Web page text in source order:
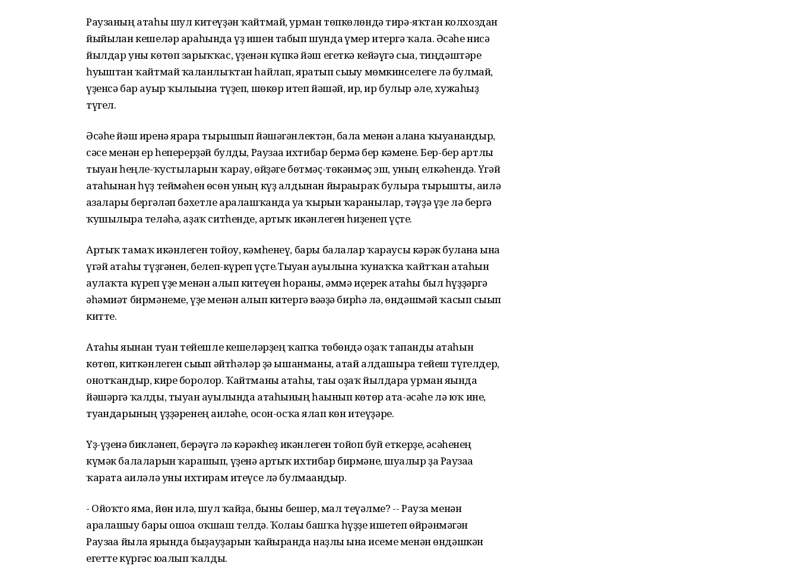
Раузаның атаһы шул китеүҙән ҡайтмай, урман төпкөлөндә тирә-яҡтан колхоздан
йыйылған кешеләр араһында үҙ ишен табып шунда ғүмер итергә ҡала. Әсәһе нисә
йылдар уны көтөп зарыҡҡас, үҙенән күпкә йәш егеткә кейәүгә сыға, тиңдәштәре
һуғыштан ҡайтмай ҡалғанлыҡтан һайлап, яратып сығыу мөмкинселеге лә булмай,
үҙенсә бар ауыр ҡылығына түҙеп, шөкөр итеп йәшәй, ир, ир булыр әле, хужаһыҙ
түгел.
Әсәһе йәш иренә ярарға тырышып йәшәгәнлектән, бала менән алғанға ҡыуанғандыр,
сәсе менән ер һеперерҙәй булды, Раузаға ихтибар бермә бер кәмене. Бер-бер артлы
тыуған һеңле-ҡустыларын ҡарау, өйҙәге бөтмәҫ-төкәнмәҫ эш, уның елкәһендә. Үгәй
атаһынан һүҙ теймәһен өсөн уның күҙ алдынан йырағыраҡ булырға тырышты, ғаилә
ағзалары бергәләп бәхетле аралашҡанда уға ҡырын ҡаранылар, тәүҙә үҙе лә бергә
ҡушылырға теләһә, аҙаҡ ситһенде, артыҡ икәнлеген һиҙенеп үҫте.
Артыҡ тамаҡ икәнлеген тойоу, кәмһенеү, бары балалар ҡараусы кәрәк булғанға ғына
үгәй атаһы түҙгәнен, белеп-күреп үҫте.Тыуған ауылына ҡунаҡҡа ҡайтҡан атаһын
аулаҡта күреп үҙе менән алып китеүен һораны, әммә иҫерек атаһы был һүҙҙәргә
әһәмиәт бирмәнеме, үҙе менән алып китергә вәғәҙә бирһә лә, өндәшмәй ҡасып сығып
китте.
Атаһы яғынан туған тейешле кешеләрҙең ҡапҡа төбөндә оҙаҡ тапанды атаһын
көтөп, киткәнлеген сығып әйтһәләр ҙә ышанманы, атай алдашырға тейеш түгелдер,
онотҡандыр, кире боролор. Ҡайтманы атаһы, тағы оҙаҡ йылдарға урман яғында
йәшәргә ҡалды, тыуған ауылында атаһының һағынып көтөр ата-әсәһе лә юҡ ине,
туғандарының үҙҙәренең ғаиләһе, осон-осҡа ялғап көн итеүҙәре.
Үҙ-үҙенә бикләнеп, берәүгә лә кәрәкһеҙ икәнлеген тойоп буй еткерҙе, әсәһенең
күмәк балаларын ҡарашып, үҙенә артыҡ ихтибар бирмәне, шуғалыр ҙа Раузаға
ҡарата ғаиләлә уны ихтирам итеүсе лә булмағандыр.
- Ойоҡто яма, йөн илә, шул ҡайҙа, быны бешер, мал теүәлме? -- Рауза менән
аралашыу бары ошоға оҡшаш телдә. Ҡолағы башҡа һүҙҙе ишетеп өйрәнмәгән
Раузаға йылға ярында быҙауҙарын ҡайырғанда наҙлы ғына исеме менән өндәшкән
егетте күргәс юғалып ҡалды.